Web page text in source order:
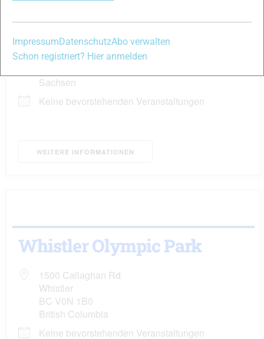
Weesenstein
Parkplatz
Sachsen
Keine bevorstehenden Veranstaltungen
WEITERE INFORMATIONEN
Whistler Olympic Park
1500 Callaghan Rd
Whistler
BC V0N 1B0
British Columbia
Keine bevorstehenden Veranstaltungen
Impressum DatenschutzAbo verwalten
Schon registriert? Hier anmelden